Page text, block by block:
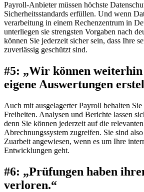
Payroll-Anbieter müssen höchste
Sicherheitsstandards erfüllen. Und wenn
verarbeitung in einem Rechenzentrum in
unterliegen sie strengsten Vorgaben nach
können Sie jederzeit sicher sein, dass Ihre
zuverlässig geschützt sind.
#5: „Wir können
eigene Auswertungen
Auch mit ausgelagerter Payroll behalten
Freiheiten. Analysen und Berichte lassen
denn Sie können jederzeit auf die
Abrechnungssystem zugreifen. Sie sind
Zuarbeit angewiesen, wenn es um Ihre
Entwicklungen geht.
#6: „Prüfungen haben
verloren.“